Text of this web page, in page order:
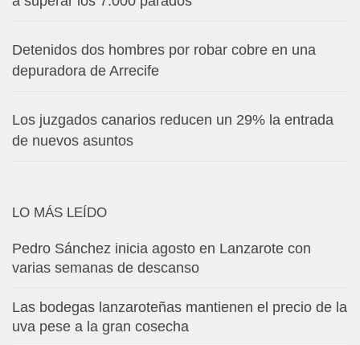
Detenidos dos hombres por robar cobre en una
depuradora de Arrecife
Los juzgados canarios reducen un 29% la entrada
de nuevos asuntos
LO MÁS LEÍDO
Pedro Sánchez inicia agosto en Lanzarote con
varias semanas de descanso
Las bodegas lanzaroteñas mantienen el precio de la
uva pese a la gran cosecha